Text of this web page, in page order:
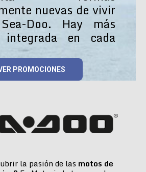
nuevas de vivir
Doo. Hay más
integrada en cada
PROMOCIONES
la pasión de las motos de